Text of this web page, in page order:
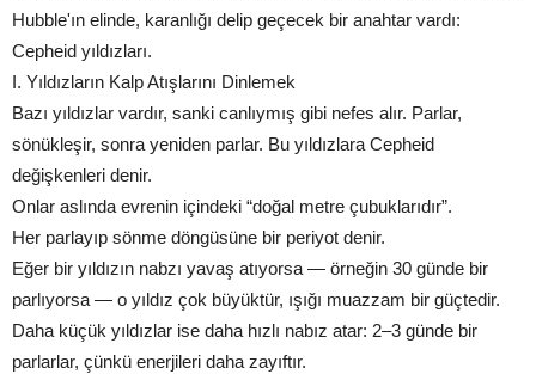
Hubble'ın elinde, karanlığı delip geçecek bir anahtar vardı:
Cepheid yıldızları.
I. Yıldızların Kalp Atışlarını Dinlemek
Bazı yıldızlar vardır, sanki canlıymış gibi nefes alır. Parlar,
sönükleşir, sonra yeniden parlar. Bu yıldızlara Cepheid
değişkenleri denir.
Onlar aslında evrenin içindeki “doğal metre çubuklarıdır”.
Her parlayıp sönme döngüsüne bir periyot denir.
Eğer bir yıldızın nabzı yavaş atıyorsa — örneğin 30 günde bir
parlıyorsa — o yıldız çok büyüktür, ışığı muazzam bir güçtedir.
Daha küçük yıldızlar ise daha hızlı nabız atar: 2–3 günde bir
parlarlar, çünkü enerjileri daha zayıftır.